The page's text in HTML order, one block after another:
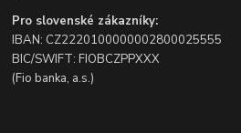
Pro slovenské zákazníky:
IBAN: CZ2220100000002800025555
BIC/SWIFT: FIOBCZPPXXX
(Fio banka, a.s.)